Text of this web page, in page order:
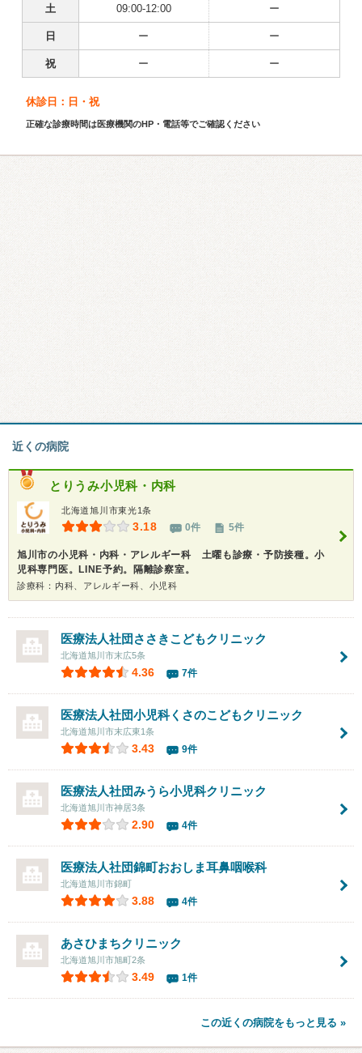
土 09:00-12:00 ー
日 ー ー
祝 ー ー
休診日：日・祝
正確な診療時間は医療機関のHP・電話等でご確認ください
近くの病院
とりうみ小児科・内科
北海道旭川市東光1条
3.18 0件 5件
旭川市の小児科・内科・アレルギー科 土曜も診療・予防接種。小
児科専門医。LINE予約。隔離診察室。
診療科：内科、アレルギー科、小児科
医療法人社団 ささきこどもクリニック
北海道旭川市末広5条
4.36 7件
医療法人社団小児科くさのこどもクリニック
北海道旭川市末広東1条
3.43 9件
医療法人社団みうら小児科クリニック
北海道旭川市神居3条
2.90 4件
医療法人社団錦町おおしま耳鼻咽喉科
北海道旭川市錦町
3.88 4件
あさひまちクリニック
北海道旭川市旭町2条
3.49 1件
この近くの病院をもっと見る »